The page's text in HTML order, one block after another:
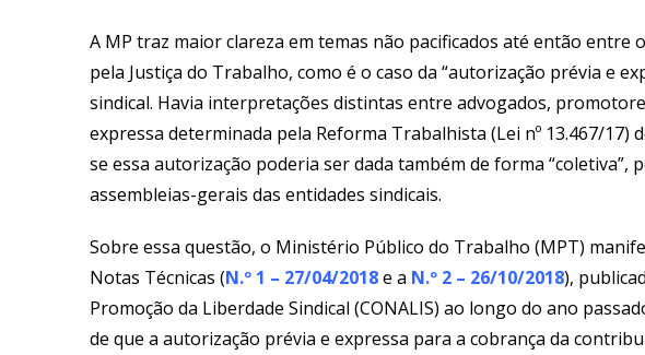
A MP traz maior clareza em temas não pacificados até então
pela Justiça do Trabalho, como é o caso da “autorização prévia e
sindical. Havia interpretações distintas entre advogados,
expressa determinada pela Reforma Trabalhista (Lei nº 13.467/17)
se essa autorização poderia ser dada também de forma “coletiva”,
assembleias-gerais das entidades sindicais.
Sobre essa questão, o Ministério Público do Trabalho (MPT)
Notas Técnicas (N.º 1 – 27/04/2018e a N.º 2 – 26/10/2018),
Promoção da Liberdade Sindical (CONALIS) ao longo do ano
de que a autorização prévia e expressa para a cobrança da